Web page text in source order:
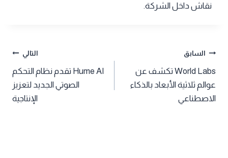
نقاش داخل الشركة.
تصفّح
المقالات
السابق
World Labs تكشف عن
عوالم ثلاثية الأبعاد بالذكاء
الاصطناعي
التالي
Hume AI تقدم نظام التحكم
الصوتي الجديد لتعزيز
الإنتاجية